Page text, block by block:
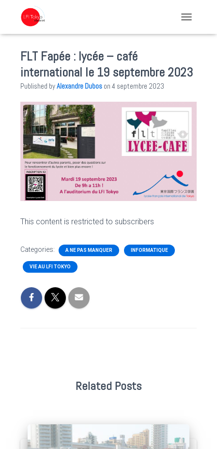
FLT Fapée : lycée – café
international le 19 septembre 2023
Published byAlexandre Dubos on 4 septembre 2023
This content is restricted to subscribers
Categories: A NE PAS MANQUER INFORMATIQUE
VIE AU LFI TOKYO
Related Posts